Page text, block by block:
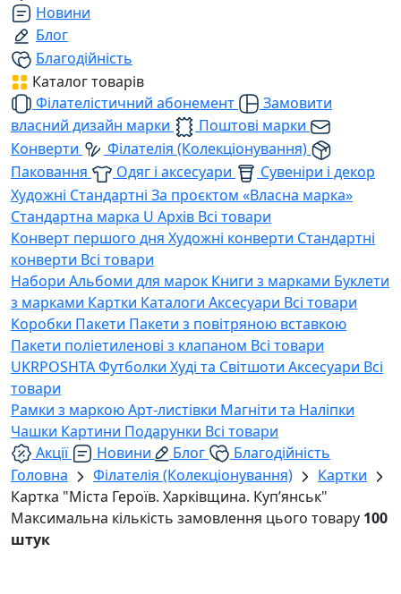
Новини
Блог
Благодійність
Каталог товарів
Філателістичний абонемент
Замовити
власний дизайн марки
Поштові марки
Конверти
Філателія (Колекціонування)
Паковання
Одяг і аксесуари
Сувеніри і декор
Художні Стандартні За проєктом «Власна марка»
Стандартна марка U Архів Всі товари
Конверт першого дня Художні конверти Стандартні
конверти Всі товари
Набори Альбоми для марок Книги з марками Буклети
з марками Картки Каталоги Аксесуари Всі товари
Коробки Пакети Пакети з повітряною вставкою
Пакети поліетиленові з клапаном Всі товари
UKRPOSHTAФутболки Худі та Світшоти Аксесуари Всі
товари
Рамки з маркоюАрт-листівки Магніти та Наліпки
Чашки Картини Подарунки Всі товари
Акції
Новини Блог
Благодійність
Головна
Філателія (Колекціонування)
Картки
Картка "Міста Героїв. Харківщина. Куп’янськ"
Максимальна кількість замовлення цього товару 100
штук